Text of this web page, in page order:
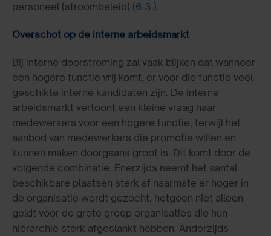
personeel (stroombeleid) (6.3.).
Overschot op de interne arbeidsmarkt
Bij interne doorstroming zal vaak blijken dat wanneer
een hogere functie vrij komt, er voor die functie veel
geschikte interne kandidaten zijn. De interne
arbeidsmarkt vertoont een kleine vraag naar
medewerkers voor een hogere functie, terwijl het
aanbod van medewerkers die promotie willen en
kunnen maken doorgaans groot is. Dit komt door de
volgende combinatie. Enerzijds neemt het aantal
beschikbare plaatsen sterk af naarmate er hoger in
de organisatie wordt gezocht, hetgeen niet alleen
geldt voor de grote groep organisaties die hun
hiërarchie sterk afgeslankt hebben. Anderzijds